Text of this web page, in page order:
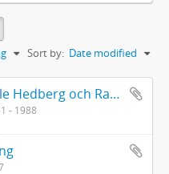
Sort by: Date modified
Korrespondens mellan Olle Hedberg och Ragnar Svanström, förteckning över brev mellan Olle Hedberg och Ragnar Svanström, korrespondens mellan Vilgot Sjöman och Ragnar Svanström rörande Olle Hedberg, material rörande Olle Hedberg, material från Elisabeth Cederschiöld rörande Olle Hedberg
- 1988